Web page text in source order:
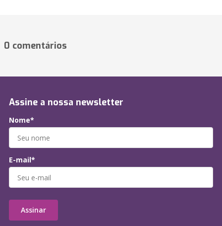
0 comentários
Assine a nossa newsletter
Nome*
E-mail*
Assinar